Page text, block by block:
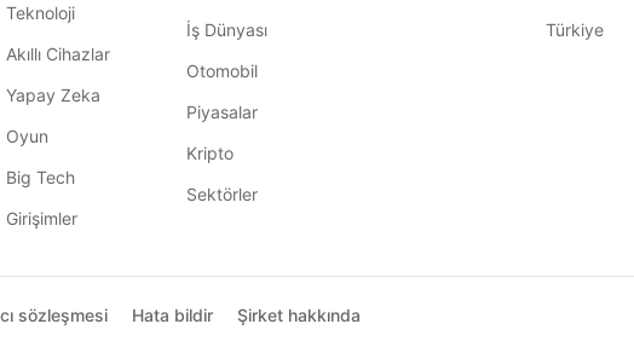
Teknoloji
Akıllı Cihazlar
Yapay Zeka
Oyun
Big Tech
Girişimler
İş Dünyası
Otomobil
Piyasalar
Kripto
Sektörler
Türkiye
sözleşmesi Hata bildir Şirket hakkında